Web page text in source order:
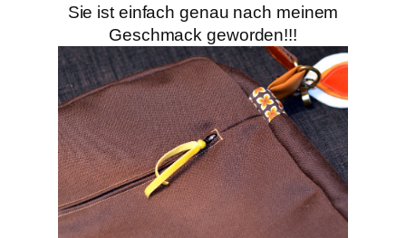
Sie ist einfach genau nach meinem
Geschmack geworden!!!